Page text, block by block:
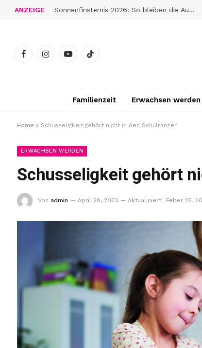
ANZEIGE Sonnenfinsternis 2026: So bleiben die Augen gut geschützt
FacebookInstagramYouTubeTikTok
Familienzeit Erwachsen werden
Home » Schusseligkeit gehört nicht in den Schulranzen
ERWACHSEN WERDEN
Schusseligkeit gehört
Von admin April 28, 2023 Aktualisiert: Feber 25,